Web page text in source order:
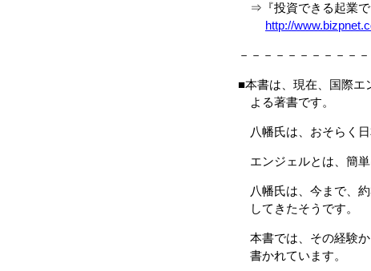
⇒『投資できる起業で
http://
－－－－－－－－－－
■本書は、現在、国際エ
よる著書です。
八幡氏は、おそらく日
エンジェルとは、簡単
八幡氏は、今まで、約
してきたそうです。
本書では、その経験
書かれています。